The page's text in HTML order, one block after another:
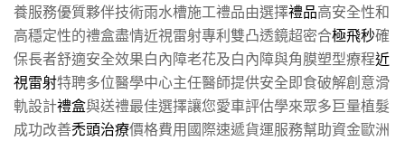
養服務優質夥伴技術雨水槽施工禮品由選擇禮品高安全性和
高穩定性的禮盒盡情近視雷射專利雙凸透鏡超密合極飛秒確
保長者舒適安全效果白內障老花及白內障與角膜塑型療程近
視雷射特聘多位醫學中心主任醫師提供安全即食破解創意滑
軌設計禮盒與送禮最佳選擇讓您愛車評估學來眾多巨量植髮
成功改善禿頭治療價格費用國際速遞貨運服務幫助資金歐洲